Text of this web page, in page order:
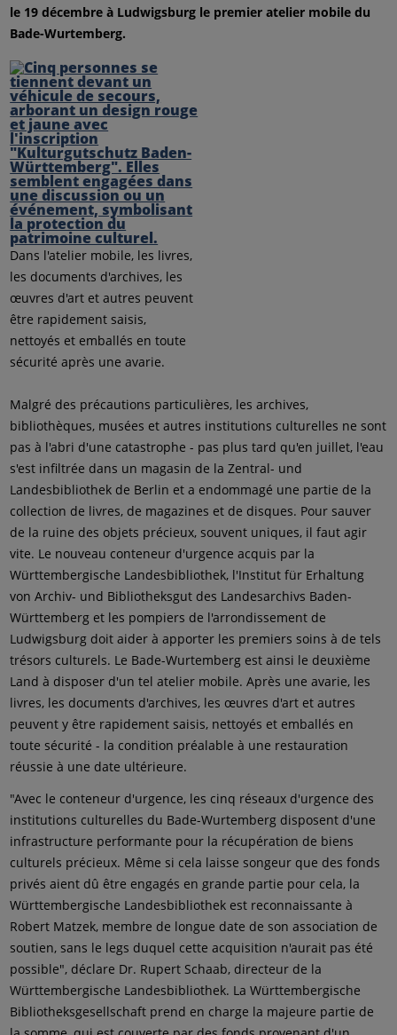
le 19 décembre à Ludwigsburg le premier atelier mobile du
Bade-Wurtemberg.
Dans l'atelier mobile, les livres,
les documents d'archives, les
œuvres d'art et autres peuvent
être rapidement saisis,
nettoyés et emballés en toute
sécurité après une avarie.
Malgré des précautions particulières, les archives,
bibliothèques, musées et autres institutions culturelles ne sont
pas à l'abri d'une catastrophe - pas plus tard qu'en juillet, l'eau
s'est infiltrée dans un magasin de la Zentral- und
Landesbibliothek de Berlin et a endommagé une partie de la
collection de livres, de magazines et de disques. Pour sauver
de la ruine des objets précieux, souvent uniques, il faut agir
vite. Le nouveau conteneur d'urgence acquis par la
Württembergische Landesbibliothek, l'Institut für Erhaltung
von Archiv- und Bibliotheksgut des Landesarchivs Baden-
Württemberg et les pompiers de l'arrondissement de
Ludwigsburg doit aider à apporter les premiers soins à de tels
trésors culturels. Le Bade-Wurtemberg est ainsi le deuxième
Land à disposer d'un tel atelier mobile. Après une avarie, les
livres, les documents d'archives, les œuvres d'art et autres
peuvent y être rapidement saisis, nettoyés et emballés en
toute sécurité - la condition préalable à une restauration
réussie à une date ultérieure.
"Avec le conteneur d'urgence, les cinq réseaux d'urgence des
institutions culturelles du Bade-Wurtemberg disposent d'une
infrastructure performante pour la récupération de biens
culturels précieux. Même si cela laisse songeur que des fonds
privés aient dû être engagés en grande partie pour cela, la
Württembergische Landesbibliothek est reconnaissante à
Robert Matzek, membre de longue date de son association de
soutien, sans le legs duquel cette acquisition n'aurait pas été
possible", déclare Dr. Rupert Schaab, directeur de la
Württembergische Landesbibliothek. La Württembergische
Bibliotheksgesellschaft prend en charge la majeure partie de